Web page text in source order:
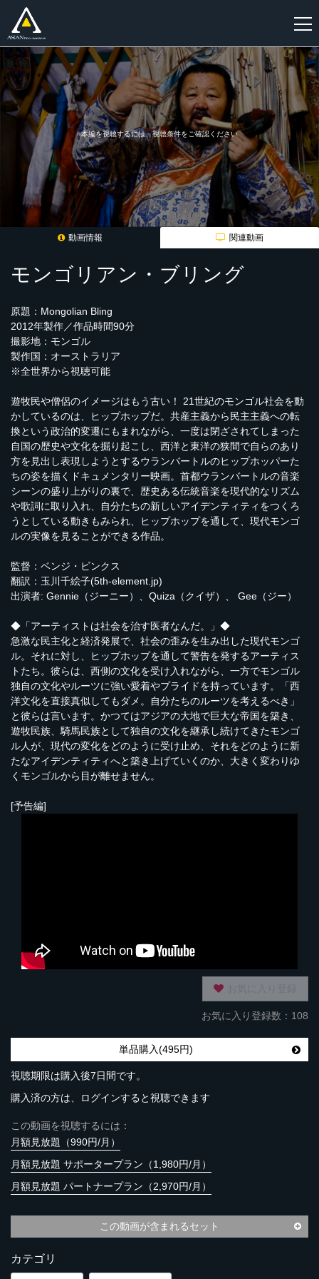
新
規
登
録
本編を視聴するには、視聴条件をご確認ください
動画情報 関連動画
モンゴリアン・ブリング
原題：Mongolian Bling
2012年製作／作品時間90分
撮影地：モンゴル
製作国：オーストラリア
※全世界から視聴可能
遊牧民や僧侶のイメージはもう古い！ 21世紀のモンゴル社会を動
かしているのは、ヒップホップだ。共産主義から民主主義への転
換という政治的変遷にもまれながら、一度は閉ざされてしまった
自国の歴史や文化を掘り起こし、西洋と東洋の狭間で自らのあり
方を見出し表現しようとするウランバートルのヒップホッパーた
ちの姿を描くドキュメンタリー映画。首都ウランバートルの音楽
シーンの盛り上がりの裏で、歴史ある伝統音楽を現代的なリズム
や歌詞に取り入れ、自分たちの新しいアイデンティティをつくろ
うとしている動きもみられ、ヒップホップを通して、現代モンゴ
ルの実像を見ることができる作品。
監督：ベンジ・ビンクス
翻訳：玉川千絵子(5th-element.jp)
出演者: Gennie（ジーニー）、Quiza（クイザ）、 Gee（ジー）
◆「アーティストは社会を治す医者なんだ。」◆
急激な民主化と経済発展で、社会の歪みを生み出した現代モンゴ
ル。それに対し、ヒップホップを通して警告を発するアーティス
トたち。彼らは、西側の文化を受け入れながら、一方でモンゴル
独自の文化やルーツに強い愛着やプライドを持っています。「西
洋文化を直接真似してもダメ。自分たちのルーツを考えるべき」
と彼らは言います。かつてはアジアの大地で巨大な帝国を築き、
遊牧民族、騎馬民族として独自の文化を継承し続けてきたモンゴ
ル人が、現代の変化をどのように受け止め、それをどのように新
たなアイデンティティへと築き上げていくのか、大きく変わりゆ
くモンゴルから目が離せません。
[予告編]
お気に入り登録数：108
単品購入(495円)
視聴期限は購入後7日間です。
購入済の方は、ログインすると視聴できます
この動画を視聴するには：
月額見放題（990円/月）
月額見放題 サポータープラン（1,980円/月）
月額見放題 パートナープラン（2,970円/月）
この動画が含まれるセット
カテゴリ